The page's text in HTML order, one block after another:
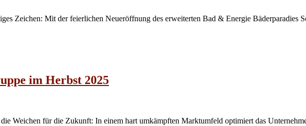
Zeichen: Mit der feierlichen Neueröffnung des erweiterten Bad & Energie Bäderparadies
im Herbst 2025
Weichen für die Zukunft: In einem hart umkämpften Marktumfeld optimiert das